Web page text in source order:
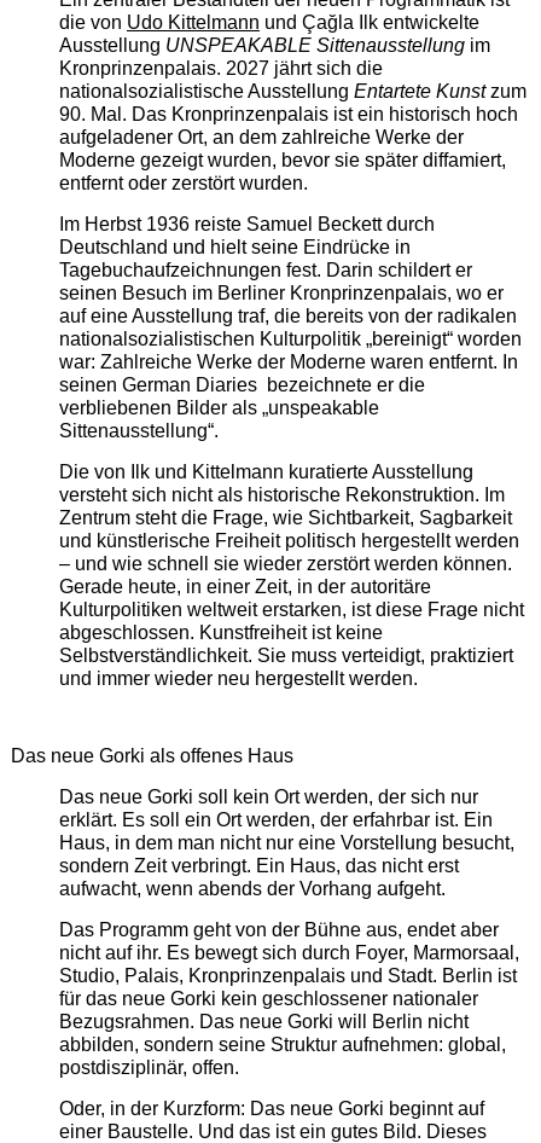
die von Udo Kittelmann und Çağla Ilk entwickelte
Ausstellung UNSPEAKABLE Sittenausstellungim
Kronprinzenpalais. 2027 jährt sich die
nationalsozialistische Ausstellung Entartete Kunstzum
90. Mal. Das Kronprinzenpalais ist ein historisch hoch
aufgeladener Ort, an dem zahlreiche Werke der
Moderne gezeigt wurden, bevor sie später diffamiert,
entfernt oder zerstört wurden.
Im Herbst 1936 reiste Samuel Beckett durch
Deutschland und hielt seine Eindrücke in
Tagebuchaufzeichnungen fest. Darin schildert er
seinen Besuch im Berliner Kronprinzenpalais, wo er
auf eine Ausstellung traf, die bereits von der radikalen
nationalsozialistischen Kulturpolitik „bereinigt“ worden
war: Zahlreiche Werke der Moderne waren entfernt. In
seinen German Diaries bezeichnete er die
verbliebenen Bilder als „unspeakable
Sittenausstellung“.
Die von Ilk und Kittelmann kuratierte Ausstellung
versteht sich nicht als historische Rekonstruktion. Im
Zentrum steht die Frage, wie Sichtbarkeit, Sagbarkeit
und künstlerische Freiheit politisch hergestellt werden
– und wie schnell sie wieder zerstört werden können.
Gerade heute, in einer Zeit, in der autoritäre
Kulturpolitiken weltweit erstarken, ist diese Frage nicht
abgeschlossen. Kunstfreiheit ist keine
Selbstverständlichkeit. Sie muss verteidigt, praktiziert
und immer wieder neu hergestellt werden.
Das neue Gorki als offenes Haus
Das neue Gorki soll kein Ort werden, der sich nur
erklärt. Es soll ein Ort werden, der erfahrbar ist. Ein
Haus, in dem man nicht nur eine Vorstellung besucht,
sondern Zeit verbringt. Ein Haus, das nicht erst
aufwacht, wenn abends der Vorhang aufgeht.
Das Programm geht von der Bühne aus, endet aber
nicht auf ihr. Es bewegt sich durch Foyer, Marmorsaal,
Studio, Palais, Kronprinzenpalais und Stadt. Berlin ist
für das neue Gorki kein geschlossener nationaler
Bezugsrahmen. Das neue Gorki will Berlin nicht
abbilden, sondern seine Struktur aufnehmen: global,
postdisziplinär, offen.
Oder, in der Kurzform: Das neue Gorki beginnt auf
einer Baustelle. Und das ist ein gutes Bild. Dieses